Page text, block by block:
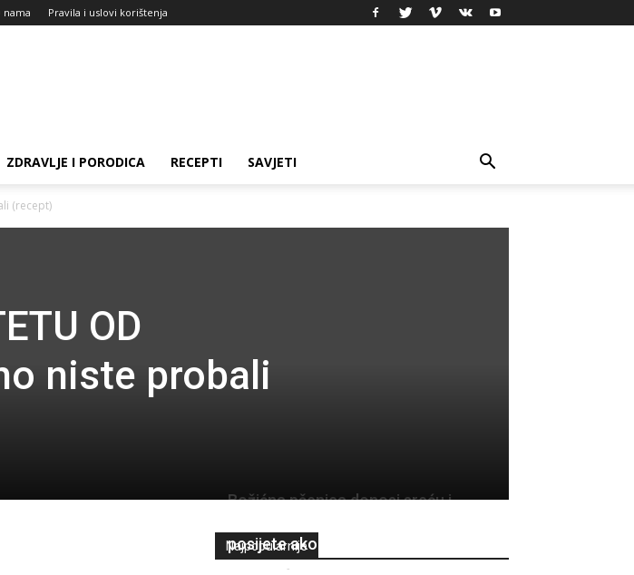
nama Pravila i uslovi korištenja
ZDRAVLJE I PORODICA RECEPTI SAVJETI
(recept)
OD
niste probali
Najpopularnije
Božićna pšenica donosi sreću i
posijete ako želite plodnu 2025.
-